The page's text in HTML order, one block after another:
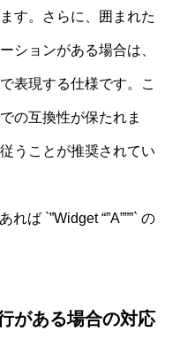
す。さらに、囲まれた
ションがある場合は、
表現する仕様です。こ
の互換性が保たれま
うことが推奨されてい
ば `”Widget “”A”””` の
がある場合の対応